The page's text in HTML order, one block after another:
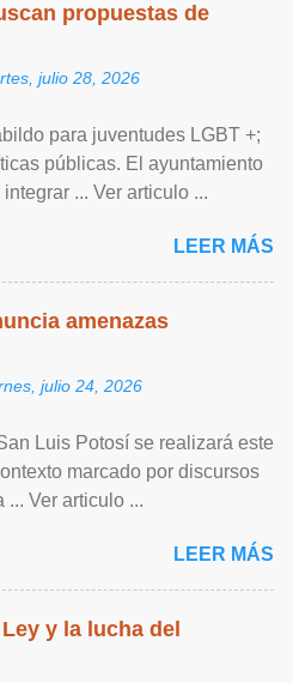
propuestas de
julio 28, 2026
para juventudes LGBT +;
públicas. El ayuntamiento
... Ver articulo ...
LEER MÁS
amenazas
julio 24, 2026
Luis Potosí se realizará este
marcado por discursos
Ver articulo ...
LEER MÁS
y la lucha del